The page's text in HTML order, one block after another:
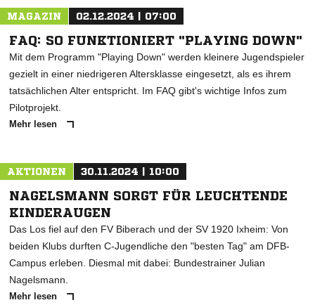
MAGAZIN 02.12.2024 | 07:00
FAQ: SO FUNKTIONIERT "PLAYING DOWN"
Mit dem Programm "Playing Down" werden kleinere Jugendspieler
gezielt in einer niedrigeren Altersklasse eingesetzt, als es ihrem
tatsächlichen Alter entspricht. Im FAQ gibt's wichtige Infos zum
Pilotprojekt.
Mehr lesen
AKTIONEN 30.11.2024 | 10:00
NAGELSMANN SORGT FÜR LEUCHTENDE
KINDERAUGEN
Das Los fiel auf den FV Biberach und der SV 1920 Ixheim: Von
beiden Klubs durften C-Jugendliche den "besten Tag" am DFB-
Campus erleben. Diesmal mit dabei: Bundestrainer Julian
Nagelsmann.
Mehr lesen